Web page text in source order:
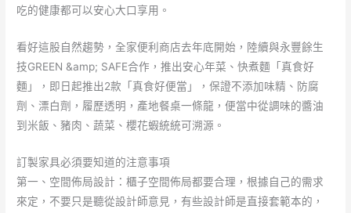
吃的健康都可以安心大口享用。
看好這股自然趨勢，全家便利商店去年底開始，陸續與永豐餘生
技GREEN &amp; SAFE合作，推出安心年菜、快煮麵「真食好
麵」，即日起推出2款「真食好便當」，保證不添加味精、防腐
劑、漂白劑，履歷透明，產地餐桌一條龍，便當中從調味的醬油
到米飯、豬肉、蔬菜、櫻花蝦統統可溯源。
訂製家具必須要知道的注意事項
第一、空間佈局設計：櫃子空間佈局都要合理，根據自己的需求
來定，不要只是聽從設計師意見，有些設計師是直接套範本的，